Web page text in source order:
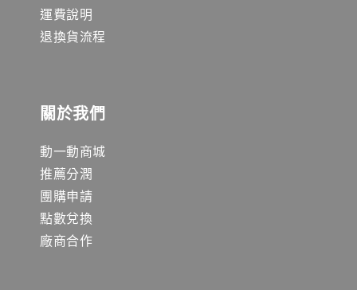
運費說明
退換貨流程
關於我們
動一動商城
推薦分潤
團購申請
點數兌換
廠商合作